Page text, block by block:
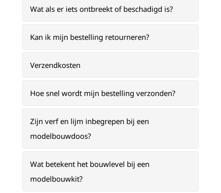
Wat als er iets ontbreekt of beschadigd is?
Kan ik mijn bestelling retourneren?
Verzendkosten
Hoe snel wordt mijn bestelling verzonden?
Zijn verf en lijm inbegrepen bij een
modelbouwdoos?
Wat betekent het bouwlevel bij een
modelbouwkit?